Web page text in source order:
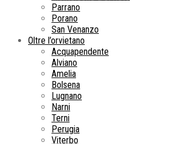
Parrano
Porano
San Venanzo
Oltre l’orvietano
Acquapendente
Alviano
Amelia
Bolsena
Lugnano
Narni
Terni
Perugia
Viterbo